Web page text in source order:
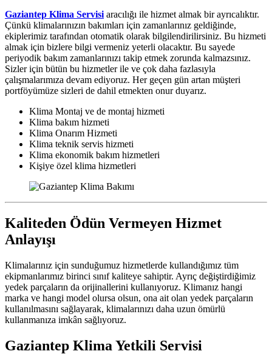
Gaziantep Klima Servisi aracılığı ile hizmet almak bir ayrıcalıktır.
Çünkü klimalarınızın bakımları için zamanlarınız geldiğinde,
ekiplerimiz tarafından otomatik olarak bilgilendirilirsiniz. Bu hizmeti
almak için bizlere bilgi vermeniz yeterli olacaktır. Bu sayede
periyodik bakım zamanlarınızı takip etmek zorunda kalmazsınız.
Sizler için bütün bu hizmetler ile ve çok daha fazlasıyla
çalışmalarımıza devam ediyoruz. Her geçen gün artan müşteri
portföyümüze sizleri de dahil etmekten onur duyarız.
Klima Montaj ve de montaj hizmeti
Klima bakım hizmeti
Klima Onarım Hizmeti
Klima teknik servis hizmeti
Klima ekonomik bakım hizmetleri
Kişiye özel klima hizmetleri
Kaliteden Ödün Vermeyen Hizmet
Anlayışı
Klimalarınız için sunduğumuz hizmetlerde kullandığımız tüm
ekipmanlarımız birinci sınıf kaliteye sahiptir. Ayrıç değiştirdiğimiz
yedek parçaların da orijinallerini kullanıyoruz. Klimanız hangi
marka ve hangi model olursa olsun, ona ait olan yedek parçaların
kullanılmasını sağlayarak, klimalarınızı daha uzun ömürlü
kullanmanıza imkân sağlıyoruz.
Gaziantep Klima Yetkili Servisi